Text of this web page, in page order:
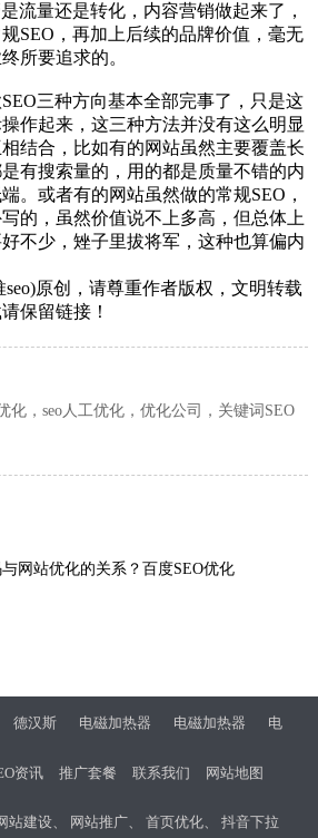
流量还是转化，内容营销做起来了，
SEO，再加上后续的品牌价值，毫无
所要追求的。
三种方向基本全部完事了，只是这
作起来，这三种方法并没有这么明显
结合，比如有的网站虽然主要覆盖长
有搜索量的，用的都是质量不错的内
。或者有的网站虽然做的常规SEO，
的，虽然价值说不上多高，但总体上
不少，矬子里拔将军，这种也算偏内
原创，请尊重作者版权，文明转载
保留链接！
化，seo人工优化，优化公司，关键词SEO
网站优化的关系？百度SEO优化
德汉斯 电磁加热器 电磁加热器
电
资讯 推广套餐 联系我们
网站地图
站建设、 网站推广、首页优化、抖音下拉